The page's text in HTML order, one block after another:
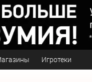
Игротеки